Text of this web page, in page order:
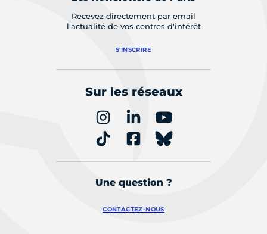
Recevez directement par email
l'actualité de vos centres d'intérêt
S'INSCRIRE
Sur les réseaux
Une question ?
CONTACTEZ-NOUS